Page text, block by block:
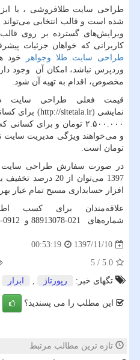
طراحی سایت طلافروشی ، با
شده است و قالب انتخابی
ویرایش‌های گسترده بر روی
کاربرانی که خواهان جزئیات
طراحی سایت طلا وجواهر
خود
وردپرس نباشد، امکان آن وجود
مخصوص، اقدام به تهیه آن شود.
قیمت فعلی طراحی سایت
نمایشی (http://sitetala.ir) برای
۲.۵۰۰.۰۰۰ تومان و برای
تومان است
در صورت سفارش طراحی سایت
1397 می‌توان از 20
افزار حسابداری مسبح تمام عیار
علاقه‌مندان برای کسب
شماره‌های
88913078-021 و 0912
1397/11/10
00:53:19
5.0
/
5
تگهای خبر:
رپورتاژ , ابزار
این مطلب را می پسندید؟
تازه ترین مطالب مرتبط